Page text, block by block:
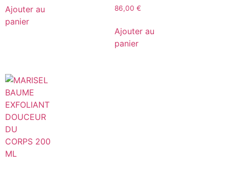
Ajouter au
panier
86,00 €
Ajouter au
panier